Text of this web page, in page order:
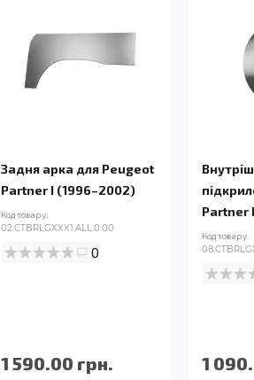
Задня арка для Peugeot
Partner I (1996–2002)
Код товару:
02.CTBRLGXXX1.ALL.0.00
0
1 590.00 грн.
Partner I
Код товару:
1